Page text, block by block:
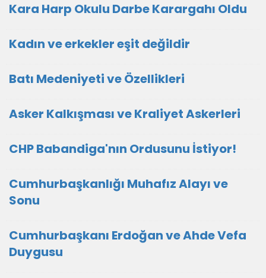
Kara Harp Okulu Darbe Karargahı Oldu
Kadın ve erkekler eşit değildir
Batı Medeniyeti ve Özellikleri
Asker Kalkışması ve Kraliyet Askerleri
CHP Babandiga'nın Ordusunu İstiyor!
Cumhurbaşkanlığı Muhafız Alayı ve
Sonu
Cumhurbaşkanı Erdoğan ve Ahde Vefa
Duygusu